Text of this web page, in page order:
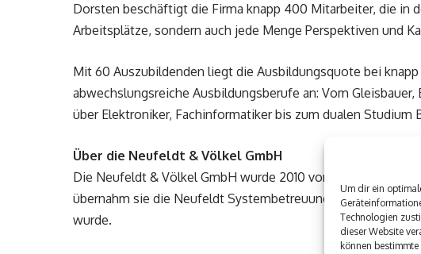
Um dir ein
Technologien
dieser Website
können
Dorsten beschäftigt die Firma knapp 400 Mitarbeiter, die in
Arbeitsplätze, sondern auch jede Menge Perspektiven und
Mit 60 Auszubildenden liegt die Ausbildungsquote bei
abwechslungsreiche Ausbildungsberufe an: Vom
über Elektroniker, Fachinformatiker bis zum dualen Studium
Über die Neufeldt & Völkel GmbH
Die Neufeldt & Völkel GmbH wurde 2010 von Cornelius
übernahm sie die Neufeldt Systembetreuung e.K., die
wurde.